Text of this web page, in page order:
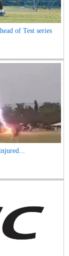
of Test series